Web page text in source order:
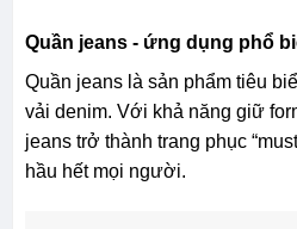
Quần jeans - ứng dụng phổ
Quần jeans là sản phẩm tiêu
vải denim. Với khả năng giữ
jeans trở thành trang phục
hầu hết mọi người.